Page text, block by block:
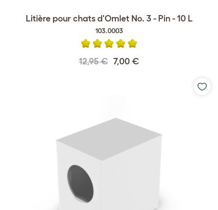
Litière pour chats d'Omlet No. 3 - Pin - 10 L
103.0003
12,95 € 7,00 €